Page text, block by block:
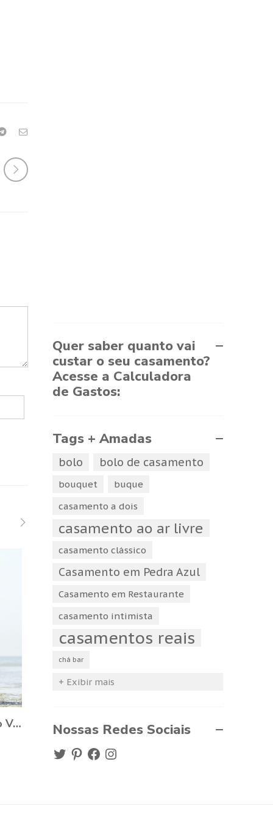
Quer dicas para escolher o Vestido de Noiva?
Quer saber quanto vai
custar o seu casamento?
Acesse a Calculadora
de Gastos:
Tags + Amadas
bolo bolo de casamento
bouquet
buque
casamento a dois
casamento ao ar livre
casamento clássico
Casamento em Pedra Azul
Casamento em Restaurante
casamento intimista
casamentos reais
chá bar
+ Exibir mais
Nossas Redes Sociais